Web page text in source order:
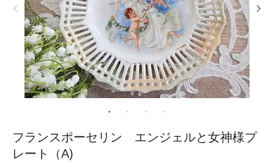
フランスポーセリン エンジェルと女神様プ
レート（A)